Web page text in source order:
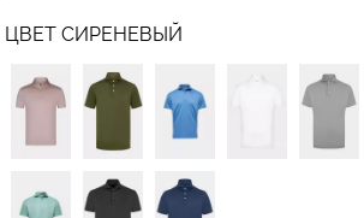
ЦВЕТ СИРЕНЕВЫЙ